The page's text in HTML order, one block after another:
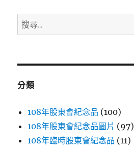
搜
尋
鍵
分類
108年股東會紀念品 (100)
108年股東會紀念品圖片 (97)
108年臨時股東會紀念品 (11)